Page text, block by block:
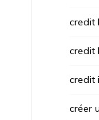
credit
credit
credit
créer